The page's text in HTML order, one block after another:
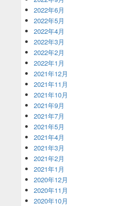
2022年6月
2022年5月
2022年4月
2022年3月
2022年2月
2022年1月
2021年12月
2021年11月
2021年10月
2021年9月
2021年7月
2021年5月
2021年4月
2021年3月
2021年2月
2021年1月
2020年12月
2020年11月
2020年10月